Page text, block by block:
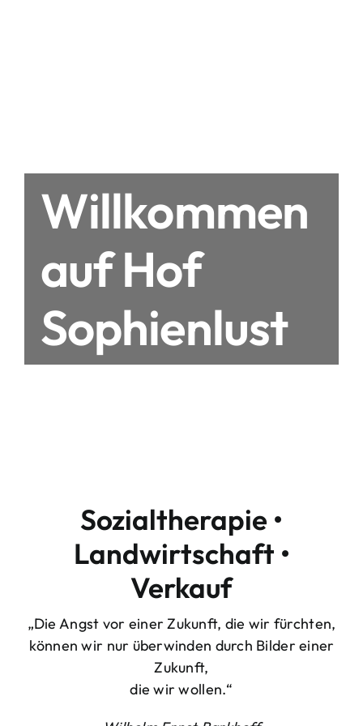
Willkommen
auf Hof
Sophienlust
Sozialtherapie •
Landwirtschaft •
Verkauf
„Die Angst vor einer Zukunft, die wir fürchten,
können wir nur überwinden durch Bilder einer
Zukunft,
die wir wollen.“